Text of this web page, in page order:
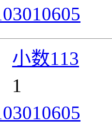
小数113
1